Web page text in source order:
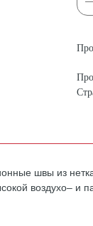
швы из
воздухо– и